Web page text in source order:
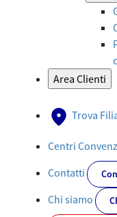
Area Clienti
Trova
Centri
Contatti
Chi siamo